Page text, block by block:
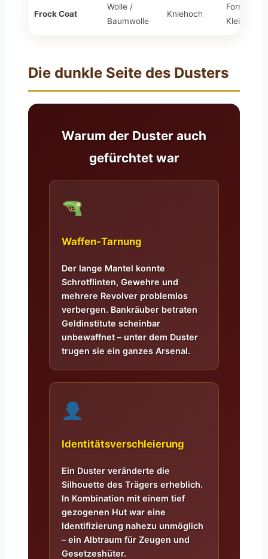
Frock Coat
Wolle /
Baumwolle
Kniehoch
Formelle
Kleidung
Die dunkle Seite des Dusters
Warum der Duster auch
gefürchtet war
Waffen-Tarnung
Der lange Mantel konnte
Schrotflinten, Gewehre und
mehrere Revolver problemlos
verbergen. Bankräuber betraten
Geldinstitute scheinbar
unbewaffnet – unter dem Duster
trugen sie ein ganzes Arsenal.
Identitätsverschleierung
Ein Duster veränderte die
Silhouette des Trägers erheblich.
In Kombination mit einem tief
gezogenen Hut war eine
Identifizierung nahezu unmöglich
– ein Albtraum für Zeugen und
Gesetzeshüter.